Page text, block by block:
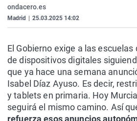
ondacero.es
Madrid 25.03.2025 14:02
El Gobierno exige a las
de dispositivos digitales
que ya hace una semana
Isabel Díaz Ayuso. Es decir,
y tablets en primaria. Hoy
seguirá el mismo camino. Así
refuerza esos anuncios